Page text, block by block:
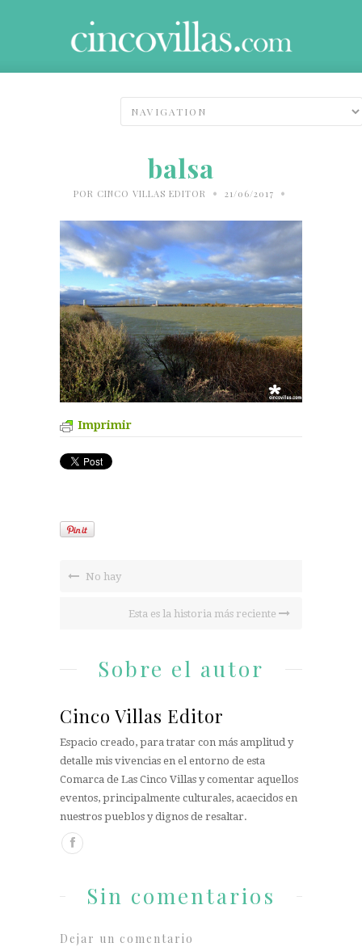
balsa
POR CINCO VILLAS EDITOR • 21/06/2017 •
Imprimir
No hay
Esta es la historia más reciente
Sobre el autor
Cinco Villas Editor
Espacio creado, para tratar con más amplitud y
detalle mis vivencias en el entorno de esta
Comarca de Las Cinco Villas y comentar aquellos
eventos, principalmente culturales, acaecidos en
nuestros pueblos y dignos de resaltar.
Sin comentarios
Dejar un comentario